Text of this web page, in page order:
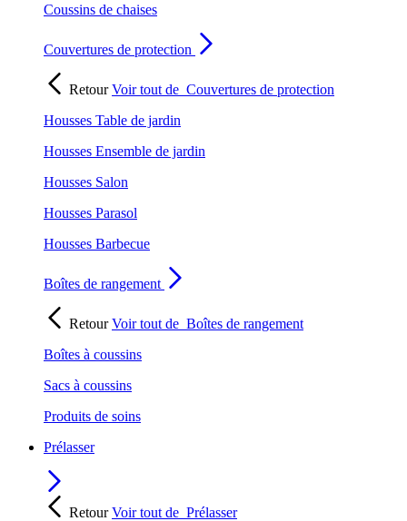
Coussins de chaises
Couvertures de protection
RetourVoir tout de Couvertures de protection
Housses Table de jardin
Housses Ensemble de jardin
Housses Salon
Housses Parasol
Housses Barbecue
Boîtes de rangement
RetourVoir tout de Boîtes de rangement
Boîtes à coussins
Sacs à coussins
Produits de soins
Prélasser
RetourVoir tout de Prélasser